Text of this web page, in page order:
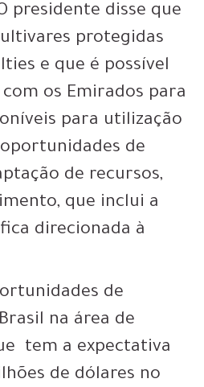
presidente disse que
protegidas
e que é possível
os Emirados para
para utilização
de
de recursos,
que inclui a
direcionada à
de
na área de
tem a expectativa
de dólares no